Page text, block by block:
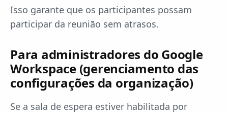
Isso garante que os participantes possam
participar da reunião sem atrasos.
Para administradores do Google
Workspace (gerenciamento das
configurações da organização)
Se a sala de espera estiver habilitada por